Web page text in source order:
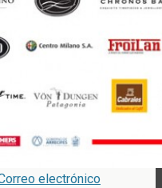
electrónico